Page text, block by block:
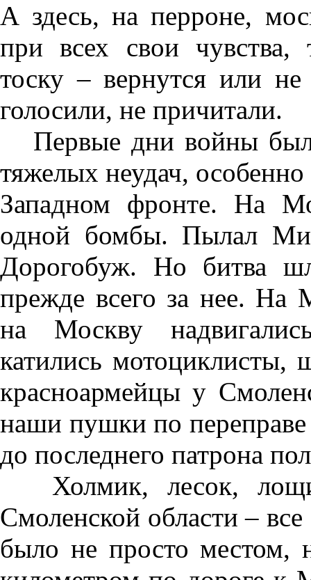
А здесь, на перроне,
при всех свои
тоску – вернутся или
голосили, не причитали.
Первые дни войны
тяжелых неудач,
Западном фронте. На
одной бомбы. Пылал
Дорогобуж. Но битва
прежде всего за нее. На
на Москву
катились мотоциклисты,
красноармейцы у
наши пушки по
до последнего патрона
Холмик, лесок,
Смоленской области –
было не просто местом,